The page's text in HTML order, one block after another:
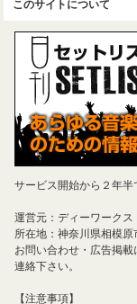
このサイトについて
サービス開始から２年半
運営元：ディーワークス
所在地：神奈川県相模
お問い合わせ・広告掲
連絡下さい。
【注意事項】